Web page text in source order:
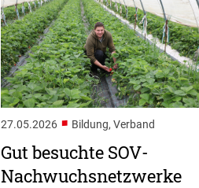
27.05.2026 ■ Bildung, Verband
Gut besuchte SOV-
Nachwuchsnetzwerke